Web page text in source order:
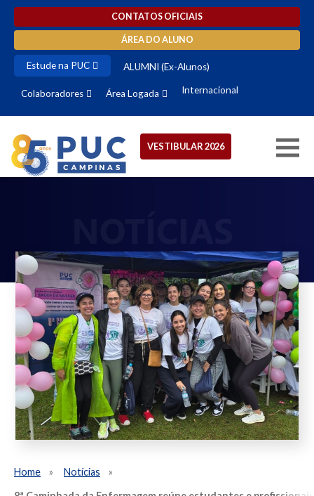
CONTATOS OFICIAIS
ÁREA DO ALUNO
Estude na PUC ALUMNI (Ex-Alunos)
Colaboradores Área Logada Internacional
VESTIBULAR 2026
Home
Notícias